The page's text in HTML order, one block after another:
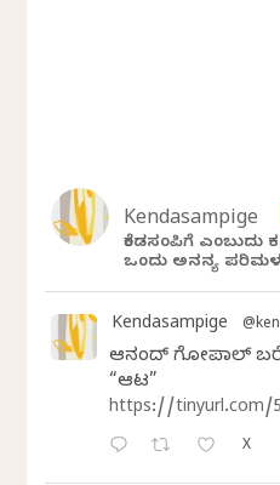
Kendasampige
ಕೆಂಡಸಂಪಿಗೆ
ಒಂದು ಅನನ್ಯ
Kendasampige
ಆನಂದ್‌ ಗೋಪಾಲ್‌
“ಆಟ”
https://tinyurl.com/
X